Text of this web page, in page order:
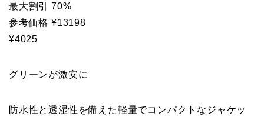
最大割引 70%
参考価格 ¥13198
¥4025
グリーンが激安に
防水性と透湿性を備えた軽量でコンパクトなジャケッ